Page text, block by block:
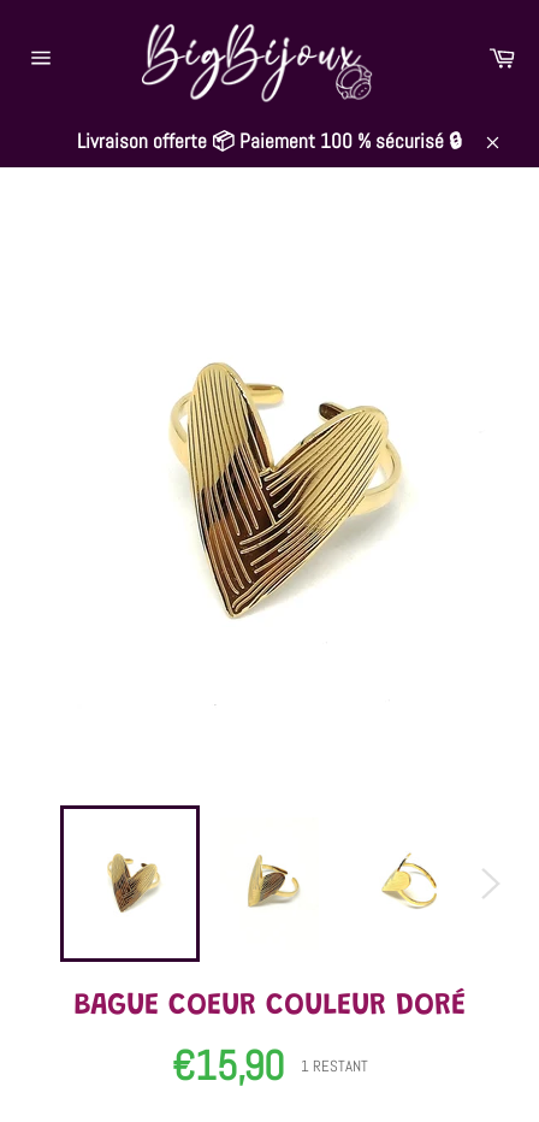
contenu
Livraison offerte 📦 Paiement 100 % sécurisé 🔒
Close
BAGUE COEUR COULEUR DORÉ
Prix
régulier
€15,90 1 RESTANT